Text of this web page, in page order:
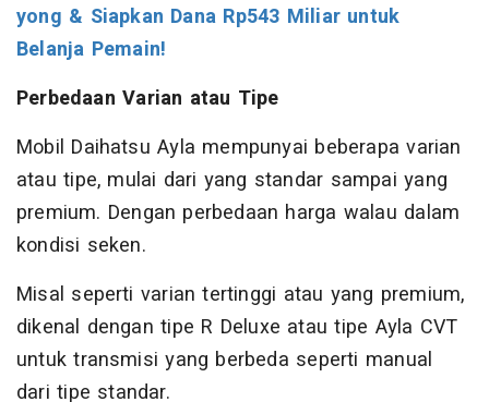
yong & Siapkan Dana Rp543 Miliar untuk
Belanja Pemain!
Perbedaan Varian atau Tipe
Mobil Daihatsu Ayla mempunyai beberapa varian
atau tipe, mulai dari yang standar sampai yang
premium. Dengan perbedaan harga walau dalam
kondisi seken.
Misal seperti varian tertinggi atau yang premium,
dikenal dengan tipe R Deluxe atau tipe Ayla CVT
untuk transmisi yang berbeda seperti manual
dari tipe standar.